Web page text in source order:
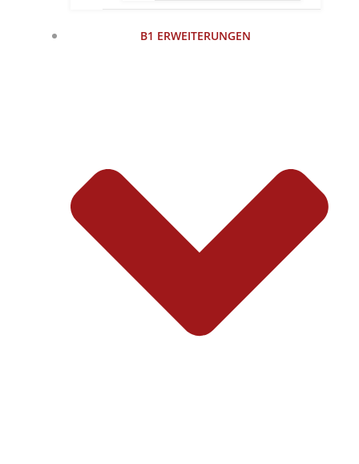
B1 ERWEITERUNGEN